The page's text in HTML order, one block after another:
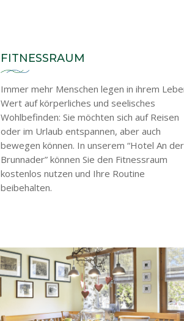
FITNESSRAUM
Immer mehr Menschen legen in ihrem
Wert auf körperliches und seelisches
Wohlbefinden: Sie möchten sich auf Reisen
oder im Urlaub entspannen, aber auch
bewegen können. In unserem “Hotel An der
Brunnader” können Sie den Fitnessraum
kostenlos nutzen und Ihre Routine
beibehalten.